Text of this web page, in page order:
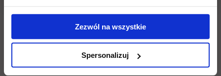
Zezwól na wszystkie
Spersonalizuj
e-mail:rekrutacja.jagiellonska@uth.edu.pl
Odwiedź nasze Biura Rekrutacji:ul. Jutrzenki 135